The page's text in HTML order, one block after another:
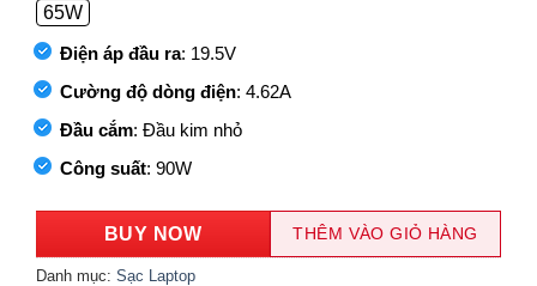
65W
Điện áp đầu ra: 19.5V
Cường độ dòng điện: 4.62A
Đầu cắm: Đầu kim nhỏ
Công suất: 90W
THÊM VÀO GIỎ HÀNG
BUY NOW
Danh mục: Sạc Laptop